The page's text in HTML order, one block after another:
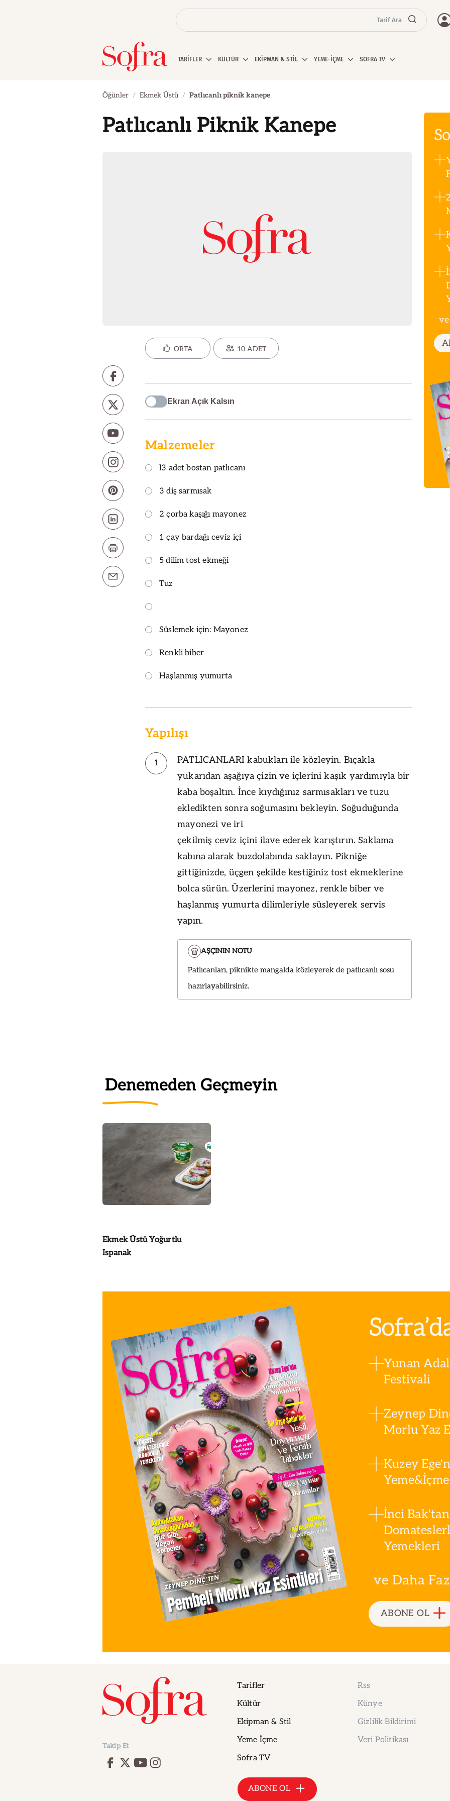
Tarif Ara
TARİFLER KÜLTÜR EKİPMAN & STİL YEME-İÇME SOFRA TV
Öğünler Ekmek Üstü Patlıcanlı piknik kanepe
Patlıcanlı Piknik Kanepe
ORTA 10 ADET
Ekran Açık Kalsın
Malzemeler
l3 adet bostan patlıcanı
3 diş sarmısak
2 çorba kaşığı mayonez
1 çay bardağı ceviz içi
5 dilim tost ekmeği
Tuz
Süslemek için: Mayonez
Renkli biber
Haşlanmış yumurta
Yapılışı
1
PATLICANLARI kabukları ile közleyin. Bıçakla
yukarıdan aşağıya çizin ve içlerini kaşık yardımıyla bir
kaba boşaltın. İnce kıydığınız sarmısakları ve tuzu
ekledikten sonra soğumasını bekleyin. Soğuduğunda
mayonezi ve iri
çekilmiş ceviz içini ilave ederek karıştırın. Saklama
kabına alarak buzdolabında saklayın. Pikniğe
gittiğinizde, üçgen şekilde kestiğiniz tost ekmeklerine
bolca sürün. Üzerlerini mayonez, renkle biber ve
haşlanmış yumurta dilimleriyle süsleyerek servis
yapın.
AŞÇININ NOTU
Patlıcanları, piknikte mangalda közleyerek de patlıcanlı sosu
hazırlayabilirsiniz.
ve
Denemeden Geçmeyin
Ekmek Üstü Yoğurtlu
Ispanak
Yunan
Festivali
Zeynep
Morlu Yaz
Kuzey
İnci
Yemekleri
ve Daha
ABONE OL
Takip Et
Tarifler
Kültür
Ekipman & Stil
Yeme İçme
Sofra TV
ABONE OL
Rss
Künye
Gizlilik Bildirimi
Veri Politikası